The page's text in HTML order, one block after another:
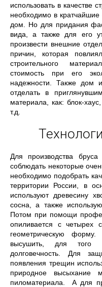
использовать в качестве
необходимо в кратчайшие
дом. Но для придания
вида, а также для его
произвести внешние
причин, которая
строительного
стоимость при его
надежности. Также дом
отделать в
материала, как: блок-
т.д.
Для производства
соблюдать некоторые
необходимо подобрать
территории России, в
используют древесину
сосна, а также
Потом при помощи
опиливается с четырех
геометрическую
высушить, для того
долговечность. Для
появления трещин
природное высыхание
пиломатериала. А для